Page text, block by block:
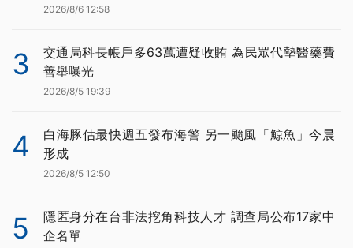
2026/8/6 12:58
3
交通局科長帳戶多63萬遭疑收賄 為民眾代墊醫藥費
善舉曝光
2026/8/5 19:39
4
白海豚估最快週五發布海警 另一颱風「鯨魚」今晨
形成
2026/8/5 12:50
5
隱匿身分在台非法挖角科技人才 調查局公布17家中
企名單